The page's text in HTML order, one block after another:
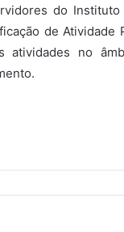
do
de Atividade
no